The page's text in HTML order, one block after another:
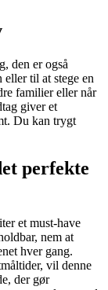
den er også
til at stege en
familier eller når
giver et
Du kan trygt
perfekte
et must-have
nem at
hver gang.
vil denne
der gør